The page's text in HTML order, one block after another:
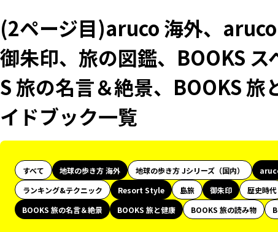
(2ページ目)aruco 海外、
御朱印、旅の図鑑、BOOKS
S 旅の名言＆絶景、BOOKS
イドブック一覧
すべて 地球の歩き方 海外 地球の歩き方 Jシリーズ（国内）
ランキング&テクニック
Resort Style 島旅 御朱印 歴史時代
BOOKS 旅の名言＆絶景
BOOKS 旅と健康 BOOKS 旅の読み物